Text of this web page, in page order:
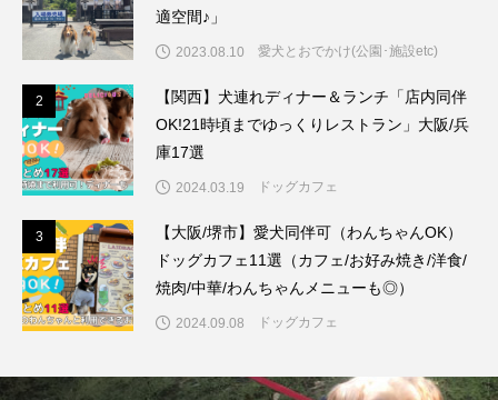
適空間♪」
2023.08.10 愛犬とおでかけ(公園･施設etc)
2
【関西】犬連れディナー＆ランチ「店内同伴
OK!21時頃までゆっくりレストラン」大阪/兵
庫17選
2024.03.19 ドッグカフェ
3
【大阪/堺市】愛犬同伴可（わんちゃんOK）
ドッグカフェ11選（カフェ/お好み焼き/洋食/
焼肉/中華/わんちゃんメニューも◎）
2024.09.08 ドッグカフェ